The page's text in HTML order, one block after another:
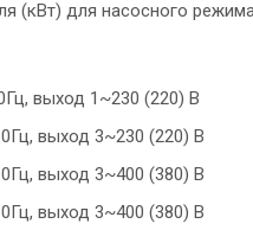
(кВт) для насосного
выход 1~230 (220) В
выход 3~230 (220) В
выход 3~400 (380) В
выход 3~400 (380) В